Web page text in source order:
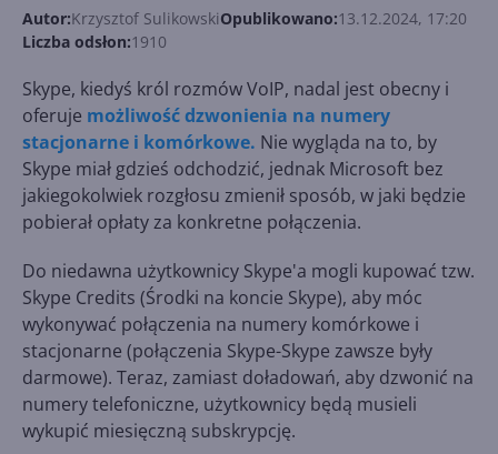
Autor:Krzysztof SulikowskiOpublikowano:13.12.2024, 17:20
Liczba odsłon:1910
Skype, kiedyś król rozmów VoIP, nadal jest obecny i
oferuje możliwość dzwonienia na numery
stacjonarne i komórkowe. Nie wygląda na to, by
Skype miał gdzieś odchodzić, jednak Microsoft bez
jakiegokolwiek rozgłosu zmienił sposób, w jaki będzie
pobierał opłaty za konkretne połączenia.
Do niedawna użytkownicy Skype'a mogli kupować tzw.
Skype Credits (Środki na koncie Skype), aby móc
wykonywać połączenia na numery komórkowe i
stacjonarne (połączenia Skype-Skype zawsze były
darmowe). Teraz, zamiast doładowań, aby dzwonić na
numery telefoniczne, użytkownicy będą musieli
wykupić miesięczną subskrypcję.